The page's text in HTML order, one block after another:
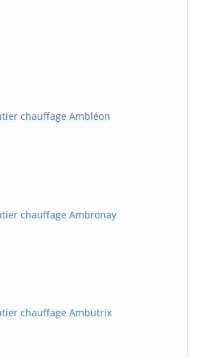
chauffage Ambléon
chauffage Ambronay
chauffage Ambutrix